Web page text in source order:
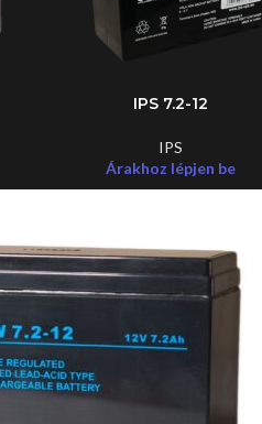
IPS 7.2-12
IPS
Árakhoz lépjen be